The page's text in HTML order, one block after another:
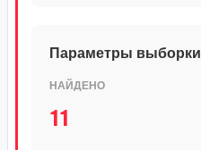
Параметры выборки
НАЙДЕНО
11